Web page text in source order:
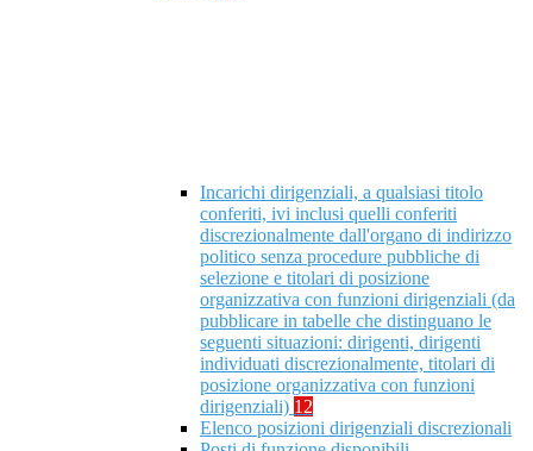
Incarichi dirigenziali, a qualsiasi titolo
conferiti, ivi inclusi quelli conferiti
discrezionalmente dall'organo di indirizzo
politico senza procedure pubbliche di
selezione e titolari di posizione
organizzativa con funzioni dirigenziali (da
pubblicare in tabelle che distinguano le
seguenti situazioni: dirigenti, dirigenti
individuati discrezionalmente, titolari di
posizione organizzativa con funzioni
dirigenziali) 12
Elenco posizioni dirigenziali discrezionali